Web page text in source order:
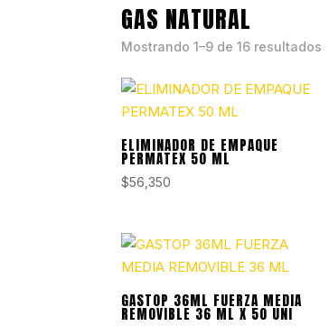
GAS NATURAL
Mostrando 1–9 de 16 resultados
ELIMINADOR DE EMPAQUE
PERMATEX 50 ML
$56,350
GASTOP 36ML FUERZA MEDIA
REMOVIBLE 36 ML X 50 UNI